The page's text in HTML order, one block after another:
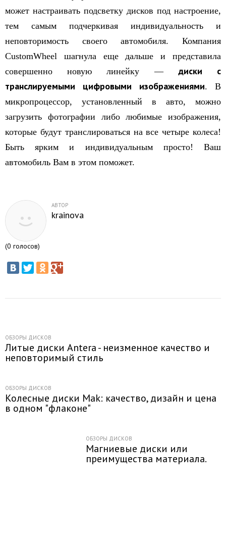
может настраивать подсветку дисков под настроение,
тем самым подчеркивая индивидуальность и
неповторимость своего автомобиля. Компания
CustomWheel шагнула еще дальше и представила
совершенно новую линейку — диски с
транслируемыми цифровыми изображениями. В
микропроцессор, установленный в авто, можно
загрузить фотографии либо любимые изображения,
которые будут транслироваться на все четыре колеса!
Быть ярким и индивидуальным просто! Ваш
автомобиль Вам в этом поможет.
АВТОР
krainova
(0 голосов)
ОБЗОРЫ ДИСКОВ
Литые диски Antera - неизменное качество и
неповторимый стиль
ОБЗОРЫ ДИСКОВ
Колесные диски Mak: качество, дизайн и цена
в одном "флаконе"
ОБЗОРЫ ДИСКОВ
Магниевые диски или
преимущества материала.